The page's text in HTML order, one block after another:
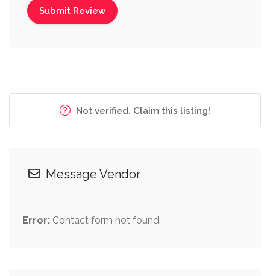
Not verified. Claim this listing!
Message Vendor
Error: Contact form not found.